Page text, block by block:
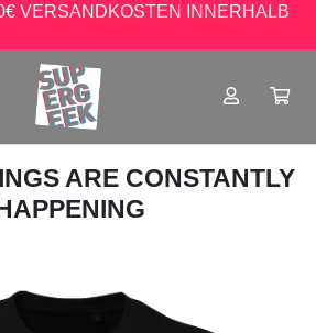
VERSANDKOSTEN INNERHALB
ARE CONSTANTLY